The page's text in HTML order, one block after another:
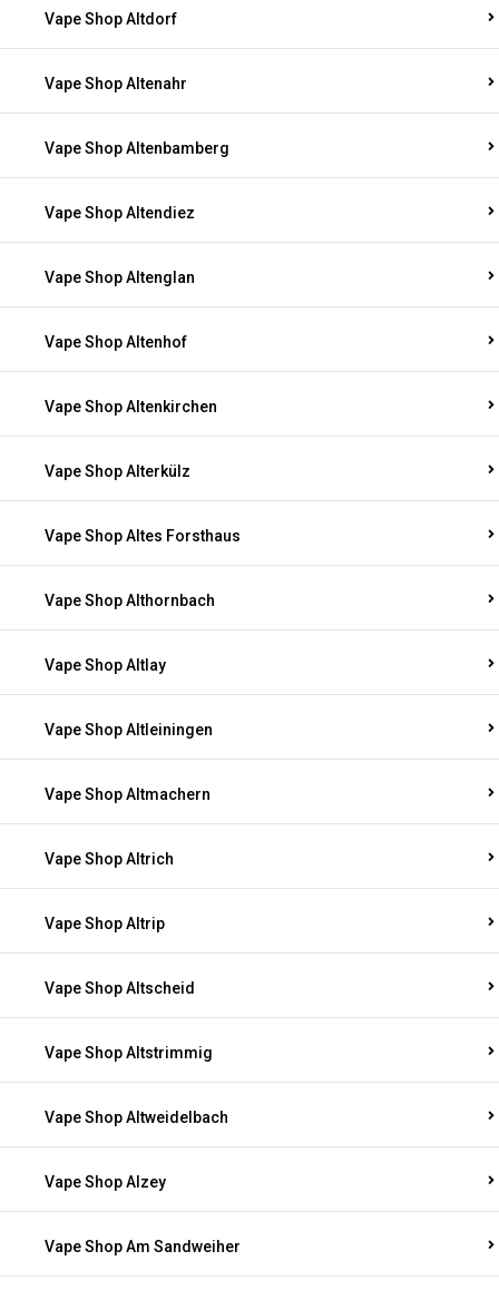
Vape Shop Altdorf
Vape Shop Altenahr
Vape Shop Altenbamberg
Vape Shop Altendiez
Vape Shop Altenglan
Vape Shop Altenhof
Vape Shop Altenkirchen
Vape Shop Alterkülz
Vape Shop Altes Forsthaus
Vape Shop Althornbach
Vape Shop Altlay
Vape Shop Altleiningen
Vape Shop Altmachern
Vape Shop Altrich
Vape Shop Altrip
Vape Shop Altscheid
Vape Shop Altstrimmig
Vape Shop Altweidelbach
Vape Shop Alzey
Vape Shop Am Sandweiher